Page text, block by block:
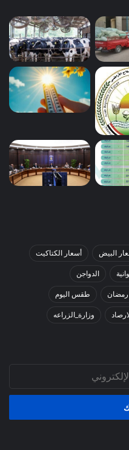
البيض أسعار الكتاكيت
الدواجن
طقس اليوم
وزارة_الزراعه